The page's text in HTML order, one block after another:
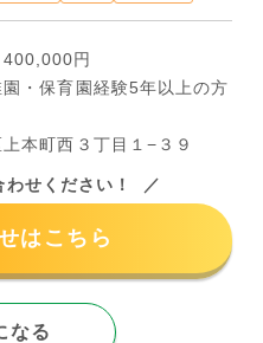
円
・保育園経験5年以上の方
本町西３丁目１−３９
せください！
はこちら
なる